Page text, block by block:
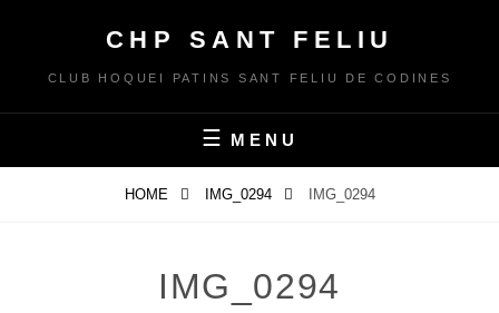
content
CHP SANT FELIU
CLUB HOQUEI PATINS SANT FELIU DE CODINES
MENU
HOME IMG_0294 IMG_0294
IMG_0294